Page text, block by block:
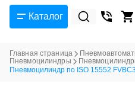
Каталог
Главная страница
Пневмоцилиндры
Пневмоцилиндр по ISO 15552